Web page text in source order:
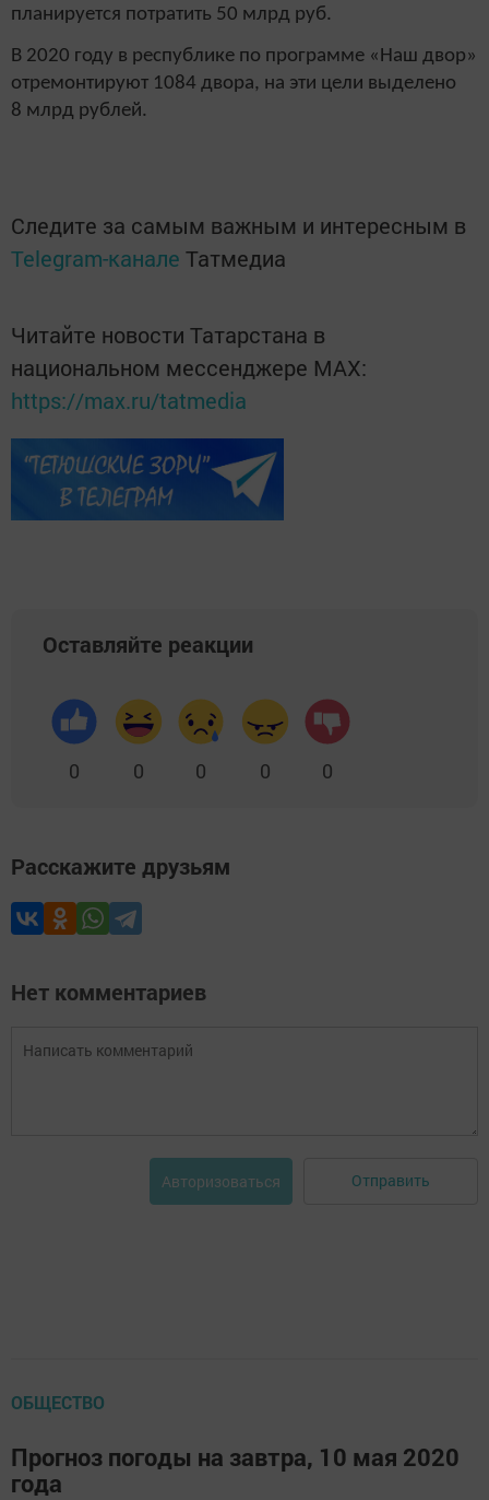
планируется потратить 50 млрд руб.
В 2020 году в республике по программе «Наш двор»
отремонтируют 1084 двора, на эти цели выделено
8 млрд рублей.
Следите за самым важным и интересным в
Telegram-канале Татмедиа
Читайте новости Татарстана в
национальном мессенджере MАХ:
https://max.ru/tatmedia
Оставляйте реакции
0 0 0 0 0
Расскажите друзьям
Нет комментариев
Авторизоваться Отправить
ОБЩЕСТВО
Прогноз погоды на завтра, 10 мая 2020
года